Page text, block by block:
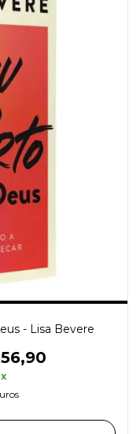
- Lisa Bevere